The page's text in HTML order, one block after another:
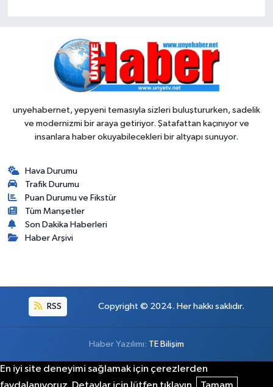
unyehabernet, yepyeni temasıyla sizleri buluştururken, sadelik
ve modernizmi bir araya getiriyor. Şatafattan kaçınıyor ve
insanlara haber okuyabilecekleri bir altyapı sunuyor.
Hava Durumu
Trafik Durumu
Puan Durumu ve Fikstür
Tüm Manşetler
Son Dakika Haberleri
Haber Arşivi
RSS Copyright © 2024. Her hakkı saklıdır.
Haber Yazılımı: TE Bilişim
En iyi site deneyimi sağlamak için çerezlerden